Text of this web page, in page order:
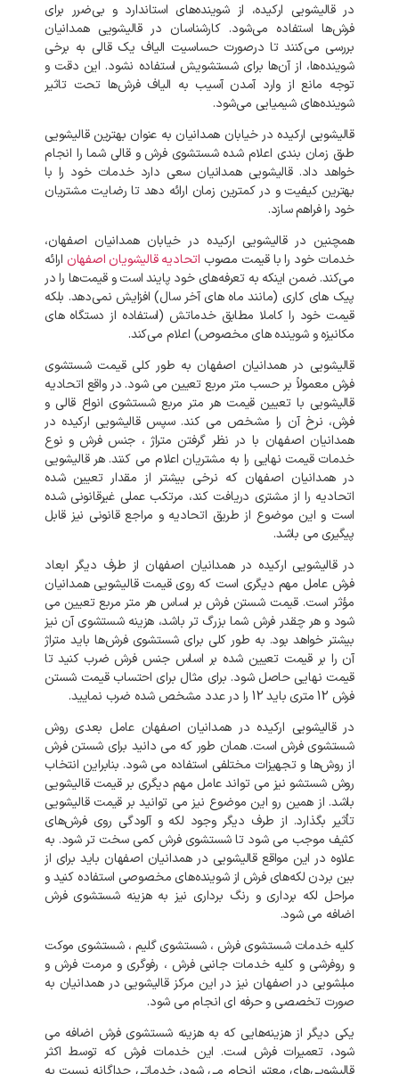
در قالیشویی ارکیده، از شوینده‌های استاندارد و بی‌ضرر برای
فرش‌ها استفاده می‌شود.کارشناسان در قالیشویی همدانیان
بررسی می‌کنند تا درصورت حساسیت الیاف یک قالی به برخی
شوینده‌ها، از آن‌ها برای شستشویش استفاده نشود. این دقت و
توجه مانع از وارد آمدن آسیب به الیاف فرش‌ها تحت تاثیر
شوینده‌های شیمیایی می‌شود.
قالیشویی ارکیده در خیابان همدانیان به عنوان بهترین قالیشویی
طبق زمان بندی اعلام شده شستشوی فرش و قالی شما را انجام
خواهد داد.قالیشویی همدانیان سعی دارد خدمات خود را با
بهترین کیفیت و در کمترین زمان ارائه دهد تا رضایت مشتریان
خود رافراهمسازد.
همچنین در قالیشویی ارکیده در خیابان همدانیان اصفهان،
خدمات خود را باقیمت مصوب اتحادیه قالیشویان اصفهان ارائه
می‌کند. ضمن اینکه به تعرفه‌های خود پایند است و قیمت‌ها را در
پیک‌ های کاری (مانند ماه‌ های آخر سال) افزایش نمی‌دهد. بلکه
قیمت خود را کاملا مطابق خدماتش (استفاده از دستگاه های
مکانیزه و شوینده‌ های مخصوص) اعلام می‌کند.
قالیشویی در همدانیان اصفهان به طور کلی قیمت شستشوی
فرش معمولاً برحسب متر مربع تعیین می شود. در واقع اتحادیه
قالیشویی با تعیین قیمت هر متر مربع شستشوی انواع قالی و
فرش، نرخ آن را مشخص می کند.سپس قالیشویی ارکیده در
همدانیان اصفهان با در نظر گرفتن متراژ ، جنس فرش و نوع
خدمات قیمت نهایی را به مشتریان اعلام می کنند.هر قالیشویی
در همدانیان اصفهان که نرخی بیشتر از مقدار تعیین شده
اتحادیه را از مشتری دریافت کند، مرتکب عملی غیرقانونی شده
است و این موضوع از طریق اتحادیه و مراجع قانونی نیز قابل
پیگیری می باشد.
در قالیشویی ارکیده در همدانیان اصفهان از طرف دیگر ابعاد
فرش عامل مهم دیگری است که روی قیمت قالیشویی همدانیان
مؤثر است.قیمت شستن فرش بر اساس هر متر مربع تعیین می
شود و هر چقدر فرش شما بزرگ تر باشد، هزینه شستشوی آن نیز
بیشتر خواهد بود. به طور کلی برای شستشوی فرش‌ها باید متراژ
آن را بر قیمت تعیین شده بر اساس جنس فرش ضرب کنید تا
قیمت نهایی حاصل شود. برای مثال برای احتساب قیمت شستن
فرش
متری باید12 را درعدد مشخص شده ضرب نمایید.
در قالیشویی ارکیده در همدانیان اصفهان عامل بعدی روش
شستشوی فرش است.همان طور که می دانید برای شستن فرش
از روش‌ها و تجهیزات مختلفی استفاده می شود. بنابراین انتخاب
روش شستشو نیز می تواند عامل مهم دیگری بر قیمت قالیشویی
باشد. از همین رو این موضوع نیز می توانید بر قیمت قالیشویی
تأثیر بگذارد. از طرف دیگر وجود لکه و آلودگی روی فرش‌های
کثیف موجب می شود تا شستشوی فرش کمی سخت ترشود. به
علاوه در این مواقع قالیشویی در همدانیان اصفهان باید برای از
بین بردن لکه‌های فرش از شوینده‌های مخصوصی استفاده کنید و
مراحل لکه برداری و رنگ برداری نیز به هزینه شستشوی فرش
اضافه می شود.
کلیه خدمات شستشوی فرش ، شستشوی گلیم ، شستشوی موکت
و روفرشی و کلیه خدمات جانبی فرش ، رفوگری و مرمت فرش و
مبلشویی در اصفهان نیز در این مرکز قالیشویی در همدانیان به
صورت تخصصی و حرفه ای انجام می شود.
یکی دیگر از هزینه‌هایی که به هزینه شستشوی فرش اضافه می
شود، تعمیرات فرش است. این خدمات فرش که توسط اکثر